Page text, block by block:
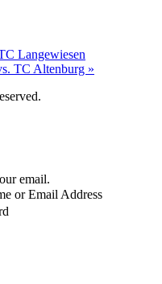
Langewiesen
TC Altenburg »
email.
or Email Address